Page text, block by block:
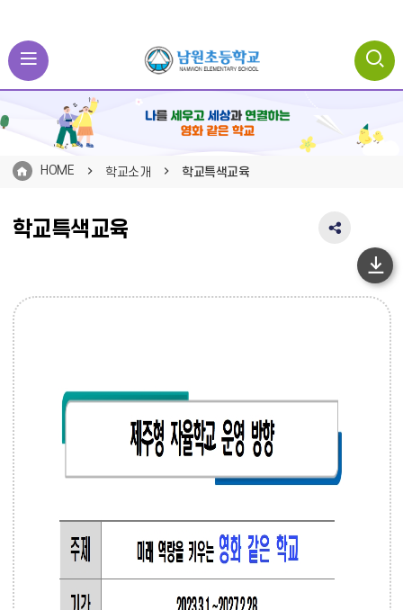
HOME 학교소개 학교특색교육
학교특색교육
SNS
하
단
이
동